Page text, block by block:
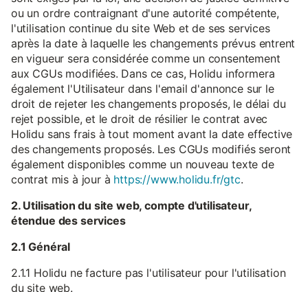
ou un ordre contraignant d'une autorité compétente,
l'utilisation continue du site Web et de ses services
après la date à laquelle les changements prévus entrent
en vigueur sera considérée comme un consentement
aux CGUs modifiées. Dans ce cas, Holidu informera
également l'Utilisateur dans l'email d'annonce sur le
droit de rejeter les changements proposés, le délai du
rejet possible, et le droit de résilier le contrat avec
Holidu sans frais à tout moment avant la date effective
des changements proposés. Les CGUs modifiés seront
également disponibles comme un nouveau texte de
contrat mis à jour à https://www.holidu.fr/gtc.
2. Utilisation du site web, compte d'utilisateur,
étendue des services
2.1 Général
2.1.1 Holidu ne facture pas l'utilisateur pour l'utilisation
du site web.